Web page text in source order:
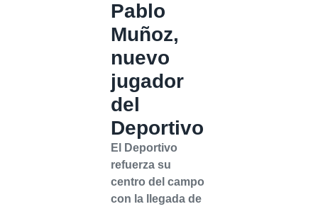
Pablo
Muñoz,
nuevo
jugador
del
Deportivo
El Deportivo
refuerza su
centro del campo
con la llegada de